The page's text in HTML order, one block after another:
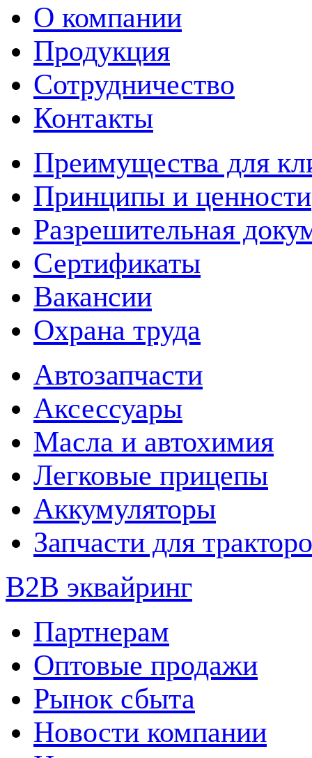
О компании
Продукция
Сотрудничество
Контакты
Преимущества для
Принципы и ценности
Разрешительная
Сертификаты
Вакансии
Охрана труда
Автозапчасти
Аксессуары
Масла и автохимия
Легковые прицепы
Аккумуляторы
Запчасти для
B2B эквайринг
Партнерам
Оптовые продажи
Рынок сбыта
Новости компании